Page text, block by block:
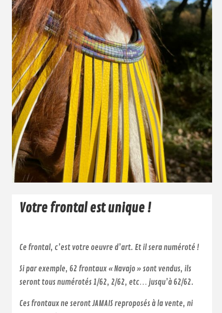
Votre frontal est unique !
Ce frontal, c’est votre oeuvre d’art. Et il sera numéroté !
Si par exemple, 62 frontaux « Navajo » sont vendus, ils
seront tous numérotés 1/62, 2/62, etc… jusqu’à 62/62.
Ces frontaux ne seront JAMAIS reproposés à la vente, ni